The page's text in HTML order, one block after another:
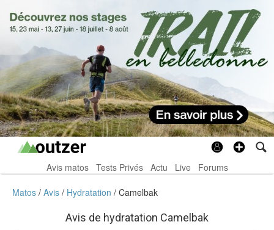
Avis matos Tests Privés Actu Live Forums
Matos Avis Hydratation Camelbak
Avis de hydratation Camelbak